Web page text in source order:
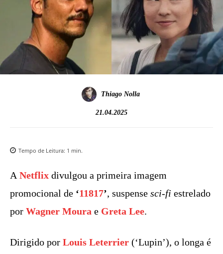
Thiago Nolla
21.04.2025
Tempo de Leitura: 1 min.
A Netflix divulgou a primeira imagem
promocional de ‘11817’, suspense sci-fi estrelado
por Wagner Moura e Greta Lee.
Dirigido por Louis Leterrier (‘Lupin’), o longa é